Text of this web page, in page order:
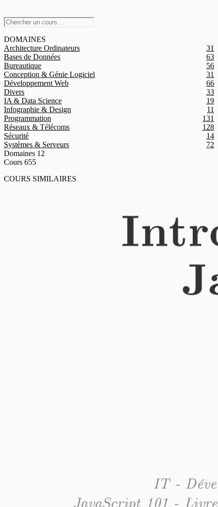
DOMAINES
Architecture Ordinateurs
31
Bases de Données
63
Bureautique
56
Conception & Génie Logiciel
31
Développement Web
66
Divers
33
IA & Data Science
19
Infographie & Design
11
Programmation
131
Réseaux & Télécoms
128
Sécurité
14
Systèmes & Serveurs
72
Domaines 12
Cours 655
COURS SIMILAIRES